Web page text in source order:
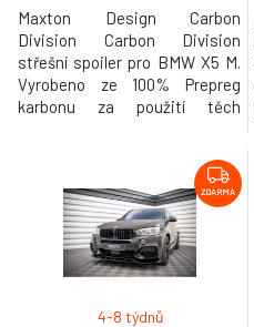
Maxton Design Carbon
Division Carbon Division
střešní spoiler pro BMW X5 M.
Vyrobeno ze 100% Prepreg
karbonu za použití těch
ZDARMA
4-8 týdnů